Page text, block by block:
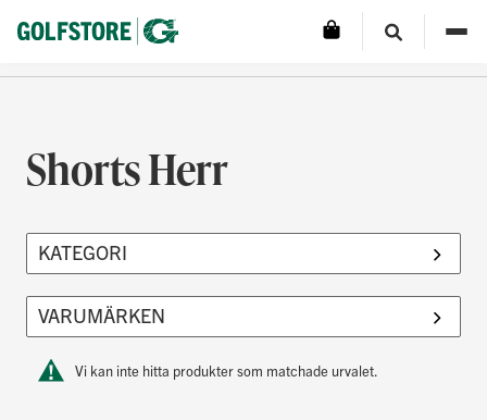
Shorts Herr
Vi kan inte hitta produkter som matchade urvalet.